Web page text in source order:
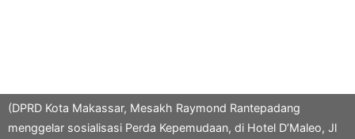
(DPRD Kota Makassar, Mesakh Raymond Rantepadang
menggelar sosialisasi Perda Kepemudaan, di Hotel D’Maleo, Jl